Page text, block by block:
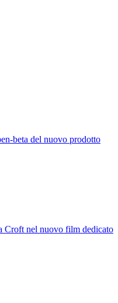
beta del nuovo prodotto
Croft nel nuovo film dedicato